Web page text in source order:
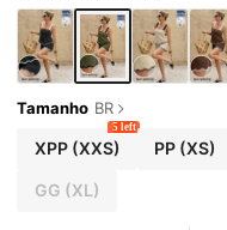
Tamanho BR
XPP(XXS)
5 left
PP (XS)
GG (XL)